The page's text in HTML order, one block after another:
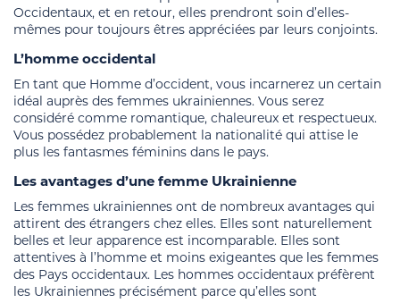
Occidentaux, et en retour, elles prendront soin d’elles-
mêmes pour toujours êtres appréciées par leurs conjoints.
L’homme occidental
En tant que Homme d’occident, vous incarnerez un certain
idéal auprès des femmes ukrainiennes. Vous serez
considéré comme romantique, chaleureux et respectueux.
Vous possédez probablement la nationalité qui attise le
plus les fantasmes féminins dans le pays.
Les avantages d’une femme Ukrainienne
Les femmes ukrainiennes ont de nombreux avantages qui
attirent des étrangers chez elles. Elles sont naturellement
belles et leur apparence est incomparable. Elles sont
attentives à l’homme et moins exigeantes que les femmes
des Pays occidentaux. Les hommes occidentaux préfèrent
les Ukrainiennes précisément parce qu’elles sont